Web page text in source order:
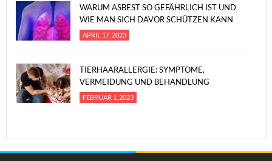
WARUM ASBEST SO GEFÄHRLICH IST UND
WIE MAN SICH DAVOR SCHÜTZEN KANN
APRIL 17, 2023
TIERHAARALLERGIE: SYMPTOME,
VERMEIDUNG UND BEHANDLUNG
FEBRUAR 1, 2023